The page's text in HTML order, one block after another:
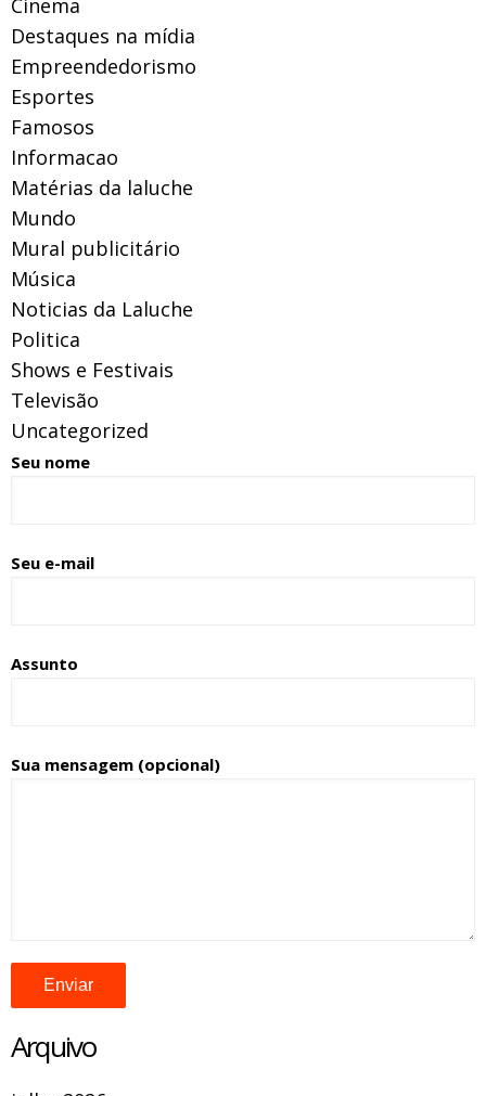
Destaques na mídia
Empreendedorismo
Esportes
Famosos
Informacao
Matérias da laluche
Mundo
Mural publicitário
Música
Noticias da Laluche
Politica
Shows e Festivais
Televisão
Uncategorized
Seu nome
Seu e-mail
Assunto
Sua mensagem (opcional)
Arquivo